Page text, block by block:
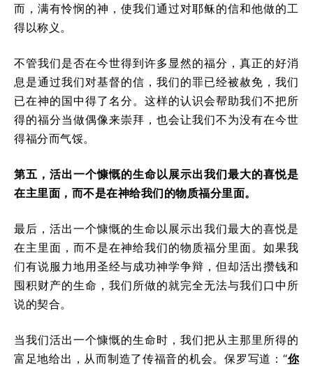
而，满有怜悯的神，使我们通过对耶稣的信和他做的工
得以称义。
不管我们是否在今世得到许多显然的福分，真正的好消
息是通过我们对基督的信，我们的罪已经被赦免，我们
已在神的国中得了名分。这样的认识会帮助我们不把所
得的福分当做偶像来崇拜，也会让我们不为没有在今世
得福分而气馁。
第五，活出一个慷慨的生命以展示出我们最大的喜悦是
在主里面，而不是在神给我们的物质福分里面。
最后，活出一个慷慨的生命以展示出我们最大的喜悦是
在主里面，而不是在神给我们的物质福分里面。如果我
们有说服力地用圣经与成功神学争辩，但却活出攒钱和
囤积财产的生命，我们所做的就完全无法与我们口中所
说的契合。
当我们活出一个慷慨的生命时，我们把从主那里所得的
富足地给出，从而制造了传福音的机会。保罗写道：“你